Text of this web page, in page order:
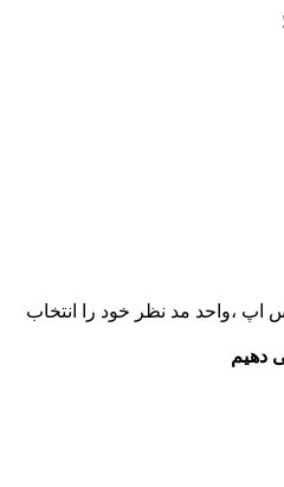
اپ ،واحد مد نظر خود را انتخاب
دهیم